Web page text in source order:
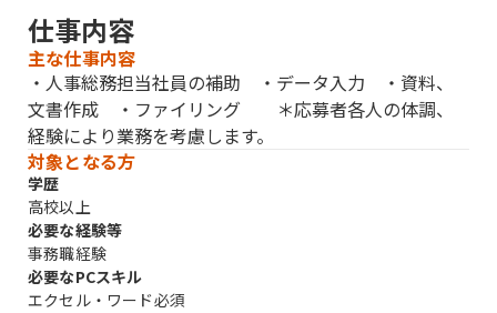
仕事内容
主な仕事内容
・人事総務担当社員の補助 ・データ入力 ・資料、
文書作成 ・ファイリング ＊応募者各人の体調、
経験により業務を考慮します。
対象となる方
学歴
高校以上
必要な経験等
事務職経験
必要なPCスキル
エクセル・ワード必須